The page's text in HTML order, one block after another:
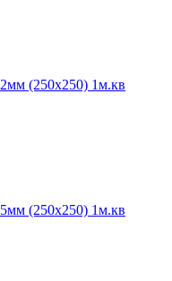
(250х250) 1м.кв
(250х250) 1м.кв